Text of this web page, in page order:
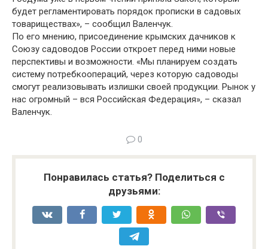
будет регламентировать порядок прописки в садовых
товариществах», – сообщил Валенчук.
По его мнению, присоединение крымских дачников к
Союзу садоводов России откроет перед ними новые
перспективы и возможности. «Мы планируем создать
систему потребкоопераций, через которую садоводы
смогут реализовывать излишки своей продукции. Рынок у
нас огромный – вся Российская Федерация», – сказал
Валенчук.
0
Понравилась статья? Поделиться с
друзьями: